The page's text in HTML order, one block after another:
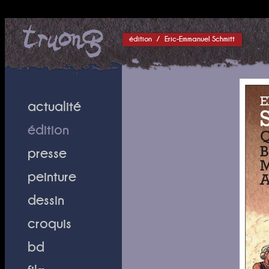
édition / Eric-Emmanuel Schmitt
actualité
édition
presse
peinture
dessin
croquis
bd